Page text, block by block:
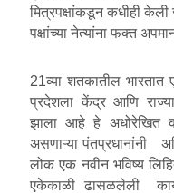
मित्रपक्षांकडून कधीही
पक्षांच्या नेत्यांना फक्त
21व्या शतकातील भारतात
प्रदेशला केंद्र आणि
झाला आहे हे अधोरेखित
असणाऱ्या पंतप्रधानांनी
लोक एक नवीन भविष्य
एकेकाळी ढासळलेली